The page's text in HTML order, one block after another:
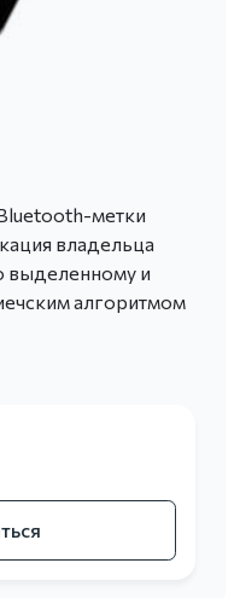
метки
владельца
выделенному и
алгоритмом